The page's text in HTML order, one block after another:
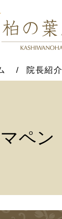
院長紹介
ペン